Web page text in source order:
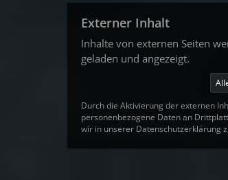
Externer Inhalt
Inhalte von externen Seiten
geladen und angezeigt.
Durch die Aktivierung der externen
personenbezogene Daten an
wir in unserer Datenschutzerklärung